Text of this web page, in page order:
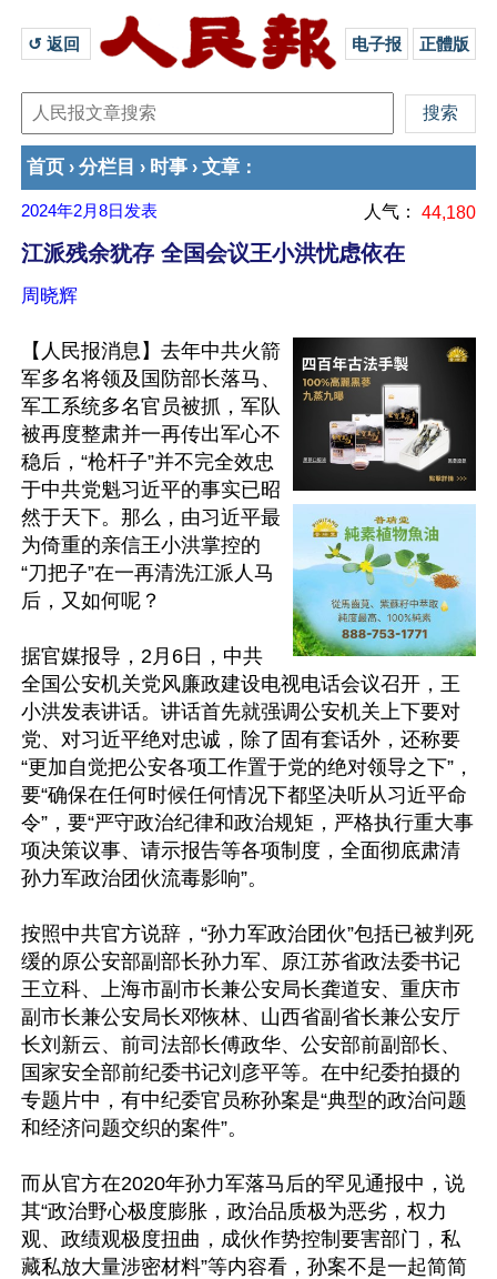
↺ 返回 电子报 正體版
首页 › 分栏目 › 时事 › 文章 ：
2024年2月8日 发表 人气： 44,180
江派残余犹存 全国会议王小洪忧虑依在
周晓辉
【人民报消息】去年中共火箭
军多名将领及国防部长落马、
军工系统多名官员被抓，军队
被再度整肃并一再传出军心不
稳后，“枪杆子”并不完全效忠
于中共党魁习近平的事实已昭
然于天下。那么，由习近平最
为倚重的亲信王小洪掌控的
“刀把子”在一再清洗江派人马
后，又如何呢？
据官媒报导，2月6日，中共
全国公安机关党风廉政建设电视电话会议召开，王
小洪发表讲话。讲话首先就强调公安机关上下要对
党、对习近平绝对忠诚，除了固有套话外，还称要
“更加自觉把公安各项工作置于党的绝对领导之下”，
要“确保在任何时候任何情况下都坚决听从习近平命
令”，要“严守政治纪律和政治规矩，严格执行重大事
项决策议事、请示报告等各项制度，全面彻底肃清
孙力军政治团伙流毒影响”。
按照中共官方说辞，“孙力军政治团伙”包括已被判死
缓的原公安部副部长孙力军、原江苏省政法委书记
王立科、上海市副市长兼公安局长龚道安、重庆市
副市长兼公安局长邓恢林、山西省副省长兼公安厅
长刘新云、前司法部长傅政华、公安部前副部长、
国家安全部前纪委书记刘彦平等。在中纪委拍摄的
专题片中，有中纪委官员称孙案是“典型的政治问题
和经济问题交织的案件”。
而从官方在2020年孙力军落马后的罕见通报中，说
其“政治野心极度膨胀，政治品质极为恶劣，权力
观、政绩观极度扭曲，成伙作势控制要害部门，私
藏私放大量涉密材料”等内容看，孙案不是一起简简